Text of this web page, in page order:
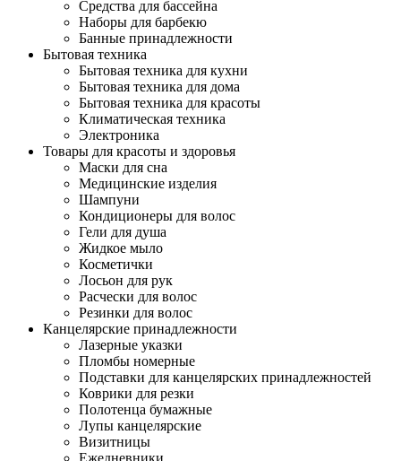
Средства для бассейна
Наборы для барбекю
Банные принадлежности
Бытовая техника
Бытовая техника для кухни
Бытовая техника для дома
Бытовая техника для красоты
Климатическая техника
Электроника
Товары для красоты и здоровья
Маски для сна
Медицинские изделия
Шампуни
Кондиционеры для волос
Гели для душа
Жидкое мыло
Косметички
Лосьон для рук
Расчески для волос
Резинки для волос
Канцелярские принадлежности
Лазерные указки
Пломбы номерные
Подставки для канцелярских принадлежностей
Коврики для резки
Полотенца бумажные
Лупы канцелярские
Визитницы
Ежедневники